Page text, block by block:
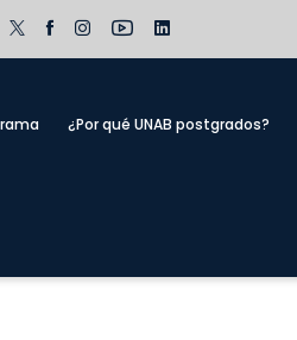
¿Por qué UNAB postgrados?